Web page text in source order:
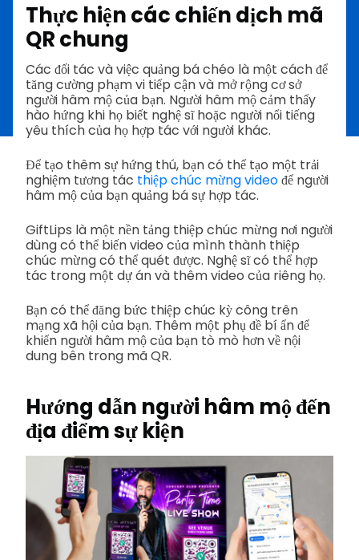
Thực hiện các chiến dịch mã
QR chung
Các đối tác và việc quảng bá chéo là một cách để
tăng cường phạm vi tiếp cận và mở rộng cơ sở
người hâm mộ của bạn. Người hâm mộ cảm thấy
hào hứng khi họ biết nghệ sĩ hoặc người nổi tiếng
yêu thích của họ hợp tác với người khác.
Để tạo thêm sự hứng thú, bạn có thể tạo một trải
nghiệm tương tác thiệp chúc mừng videođể người
hâm mộ của bạn quảng bá sự hợp tác.
GiftLips là một nền tảng thiệp chúc mừng nơi người
dùng có thể biến video của mình thành thiệp
chúc mừng có thể quét được. Nghệ sĩ có thể hợp
tác trong một dự án và thêm video của riêng họ.
Bạn có thể đăng bức thiệp chúc kỳ công trên
mạng xã hội của bạn. Thêm một phụ đề bí ẩn để
khiến người hâm mộ của bạn tò mò hơn về nội
dung bên trong mã QR.
Hướng dẫn người hâm mộ đến
địa điểm sự kiện